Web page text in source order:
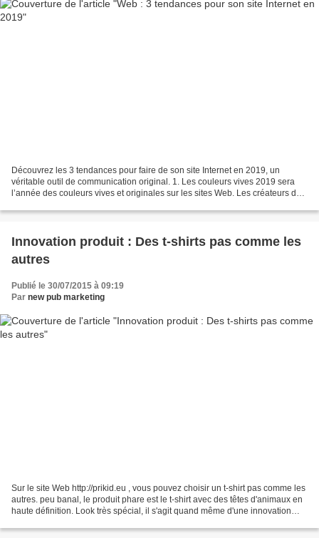
Découvrez les 3 tendances pour faire de son site Internet en 2019, un
véritable outil de communication original. 1. Les couleurs vives 2019 sera
l’année des couleurs vives et originales sur les sites Web. Les créateurs des
Innovation produit : Des t-shirts pas comme les
autres
Publié le 30/07/2015 à 09:19
Par new pub marketing
Sur le site Web http://prikid.eu , vous pouvez choisir un t-shirt pas comme les
autres. peu banal, le produit phare est le t-shirt avec des têtes d'animaux en
haute définition. Look très spécial, il s'agit quand même d'une innovation